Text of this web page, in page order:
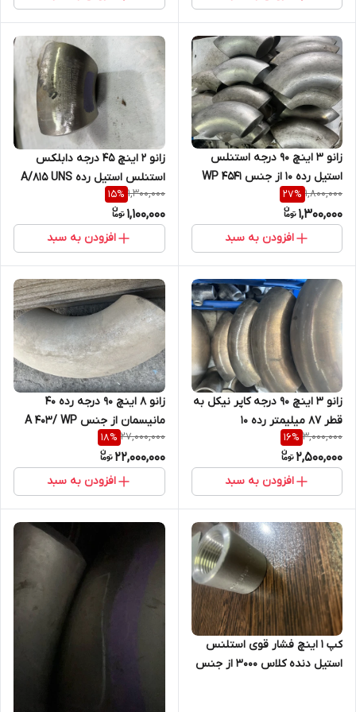
زانو 3 اینچ 90 درجه استنلس
استیل رده 10 از جنس 4541 WP
321
1,800,000
27%
1,300,000
افزودن به سبد
زانو 2 اینچ 45 درجه دابلکس
استنلس استیل رده A/815 UNS
32760s 80S
1,300,000
15%
1,100,000
افزودن به سبد
زانو 3 اینچ 90 درجه کاپر نیکل به
قطر 87 میلیمتر رده 10
3,000,000
16%
2,500,000
افزودن به سبد
زانو 8 اینچ 90 درجه رده 40
مانیسمان از جنس A 403/ WP
321
27,000,000
18%
22,000,000
افزودن به سبد
کپ 1 اینچ فشار قوی استلنس
استیل دنده کلاس 3000 از جنس